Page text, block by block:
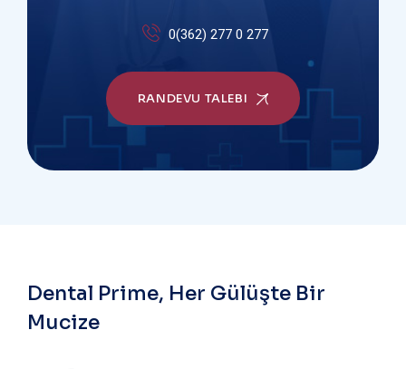
0(362) 277 0 277
RANDEVU TALEBI
Dental Prime, Her Gülüşte Bir
Mucize